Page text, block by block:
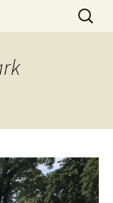
Suchen
nach: